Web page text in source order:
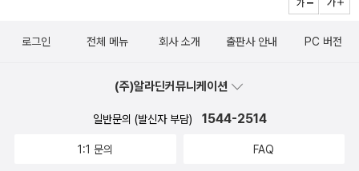
로그인 전체 메뉴 회사 소개 출판사 안내 PC 버전
(주)알라딘커뮤니케이션
일반문의 (발신자 부담) 1544-2514
1:1 문의 FAQ